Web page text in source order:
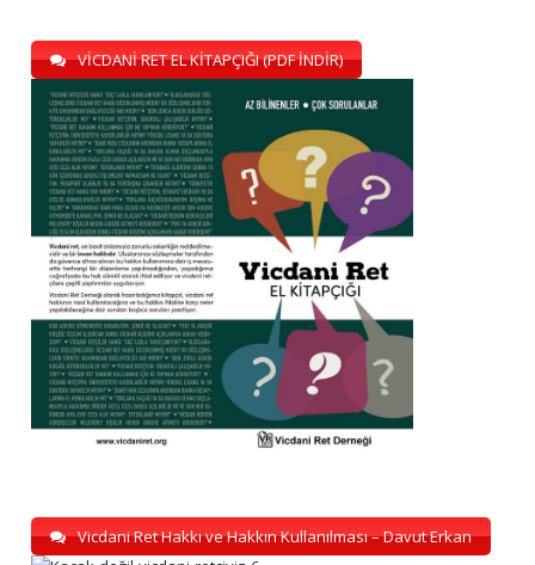
VİCDANİ RET EL KİTAPÇIĞI (PDF İNDİR)
Vicdani Ret Hakkı ve Hakkın Kullanılması – Davut Erkan